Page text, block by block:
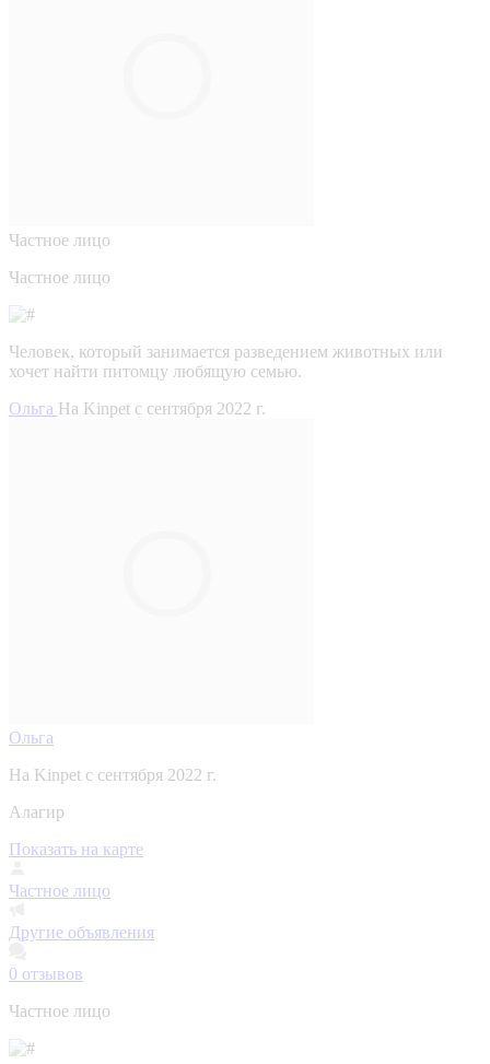
Частное лицо
Частное лицо
Человек, который занимается разведением животных или
хочет найти питомцу любящую семью.
Ольга На Kinpet c сентября 2022 г.
Ольга
На Kinpet c сентября 2022 г.
Алагир
Показать на карте
Частное лицо
Другие объявления
0 отзывов
Частное лицо